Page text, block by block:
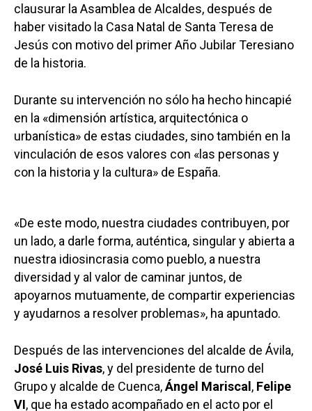
clausurar la Asamblea de Alcaldes, después de
haber visitado la Casa Natal de Santa Teresa de
Jesús con motivo del primer Año Jubilar Teresiano
de la historia.
Durante su intervención no sólo ha hecho hincapié
en la «dimensión artística, arquitectónica o
urbanística» de estas ciudades, sino también en la
vinculación de esos valores con «las personas y
con la historia y la cultura» de España.
«De este modo, nuestra ciudades contribuyen, por
un lado, a darle forma, auténtica, singular y abierta a
nuestra idiosincrasia como pueblo, a nuestra
diversidad y al valor de caminar juntos, de
apoyarnos mutuamente, de compartir experiencias
y ayudarnos a resolver problemas», ha apuntado.
Después de las intervenciones del alcalde de Ávila,
José Luis Rivas, y del presidente de turno del
Grupo y alcalde de Cuenca,Ángel Mariscal, Felipe
VI, que ha estado acompañado en el acto por el